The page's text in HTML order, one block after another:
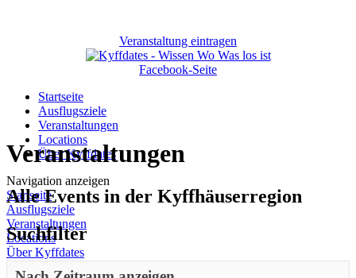
Veranstaltung eintragen
Facebook-Seite
Startseite
Ausflugsziele
Veranstaltungen
Locations
Über Kyffdates
Navigation anzeigen
Startseite
Ausflugsziele
Veranstaltungen
Locations
Über Kyffdates
Veranstaltungen
Alle Events in der Kyffhäuserregion
Suchfilter